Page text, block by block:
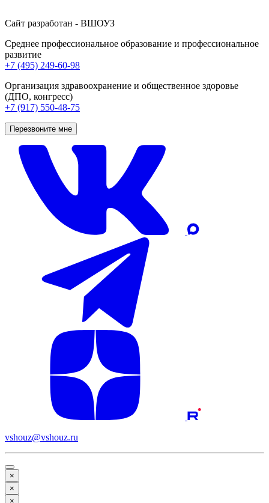
Сайт разработан - ВШОУЗ
Среднее профессиональное образование и профессиональное
развитие
+7 (495) 249-60-98
Организация здравоохранение и общественное здоровье
(ДПО, конгресс)
+7 (917) 550-48-75
Перезвоните мне
vshouz@vshouz.ru
×
×
×